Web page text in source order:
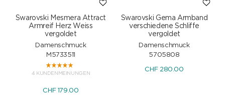
Swarovski Mesmera Attract
Armreif Herz Weiss
vergoldet
Damenschmuck
M5733511
4 KUNDENMEINUNGEN
CHF179.00
Swarovski Gema Armband
verschiedene Schliffe
vergoldet
Damenschmuck
5705808
CHF280.00